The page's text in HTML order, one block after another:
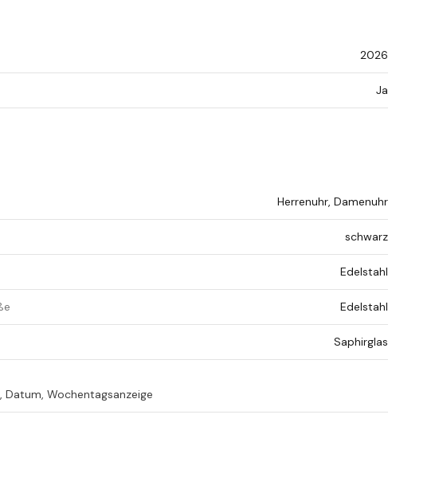
2026
Ja
Herrenuhr, Damenuhr
schwarz
Edelstahl
Edelstahl
Saphirglas
Datum, Wochentagsanzeige